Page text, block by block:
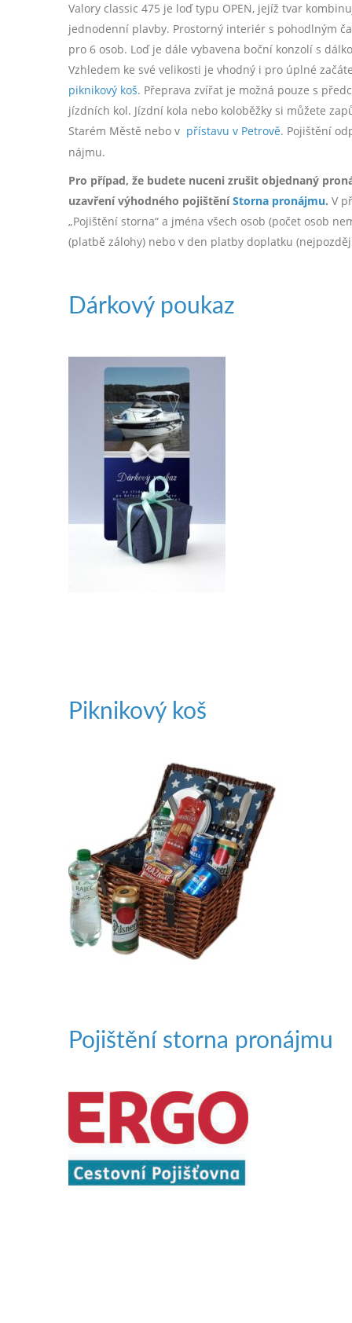
Valory classic 475 je loď typu OPEN, jejíž tvar
jednodenní plavby. Prostorný interiér s pohodlným
pro 6 osob. Loď je dále vybavena boční konzolí s
Vzhledem ke své velikosti je vhodný i pro úplné
piknikový koš. Přeprava zvířat je možná pouze s
jízdních kol. Jízdní kola nebo koloběžky si můžete
Starém Městě nebo v přístavu v Petrově. Pojištění
nájmu.
Pro případ, že budete nuceni zrušit objednaný
uzavření výhodného pojištěníStorna pronájmu. V
„Pojištění storna“ a jména všech osob (počet osob
(platbě zálohy) nebo v den platby doplatku
Dárkový poukaz
Piknikový koš
Pojištění storna pronájmu